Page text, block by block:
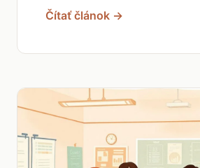
Čítať článok →